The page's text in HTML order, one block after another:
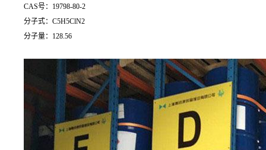
CAS号：19798-80-2
分子式：C5H5ClN2
分子量：128.56